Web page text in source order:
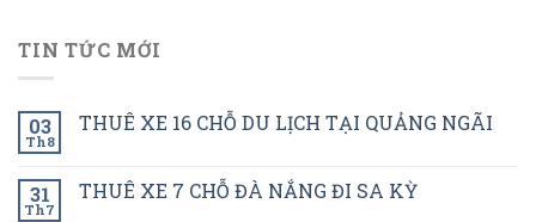
TIN TỨC MỚI
03
Th8
THUÊ XE 16 CHỖ DU LỊCH TẠI QUẢNG NGÃI
31
Th7
THUÊ XE 7 CHỖ ĐÀ NẮNG ĐI SA KỲ